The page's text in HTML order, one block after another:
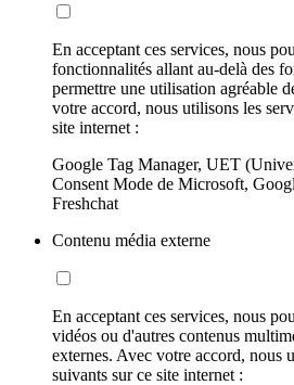
En acceptant ces services, nous
fonctionnalités allant au-delà des
permettre une utilisation agréable
votre accord, nous utilisons les
site internet :
Google Tag Manager, UET
Consent Mode de Microsoft,
Freshchat
Contenu média externe
En acceptant ces services, nous
vidéos ou d'autres contenus
externes. Avec votre accord, nous
suivants sur ce site internet :